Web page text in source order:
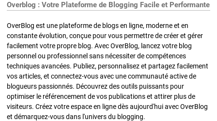
Overblog : Votre Plateforme de Blogging Facile et Performante
OverBlog est une plateforme de blogs en ligne, moderne et en
constante évolution, conçue pour vous permettre de créer et gérer
facilement votre propre blog. Avec OverBlog, lancez votre blog
personnel ou professionnel sans nécessiter de compétences
techniques avancées. Publiez, personnalisez et partagez facilement
vos articles, et connectez-vous avec une communauté active de
blogueurs passionnés. Découvrez des outils puissants pour
optimiser le référencement de vos publications et attirer plus de
visiteurs. Créez votre espace en ligne dès aujourd'hui avec OverBlog
et démarquez-vous dans l'univers du blogging.